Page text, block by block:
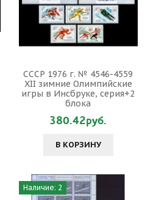
СССР 1976 г. № 4546-4559
XII зимние Олимпийские
игры в Инсбруке, серия+2
блока
380.42руб.
В КОРЗИНУ
Наличие: 2